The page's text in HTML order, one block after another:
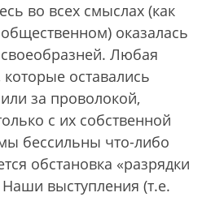
во всех смыслах (как
оказалась
Любая
оставались
за проволокой,
с их собственной
бессильны что-либо
обстановка «разрядки
выступления (т.е.